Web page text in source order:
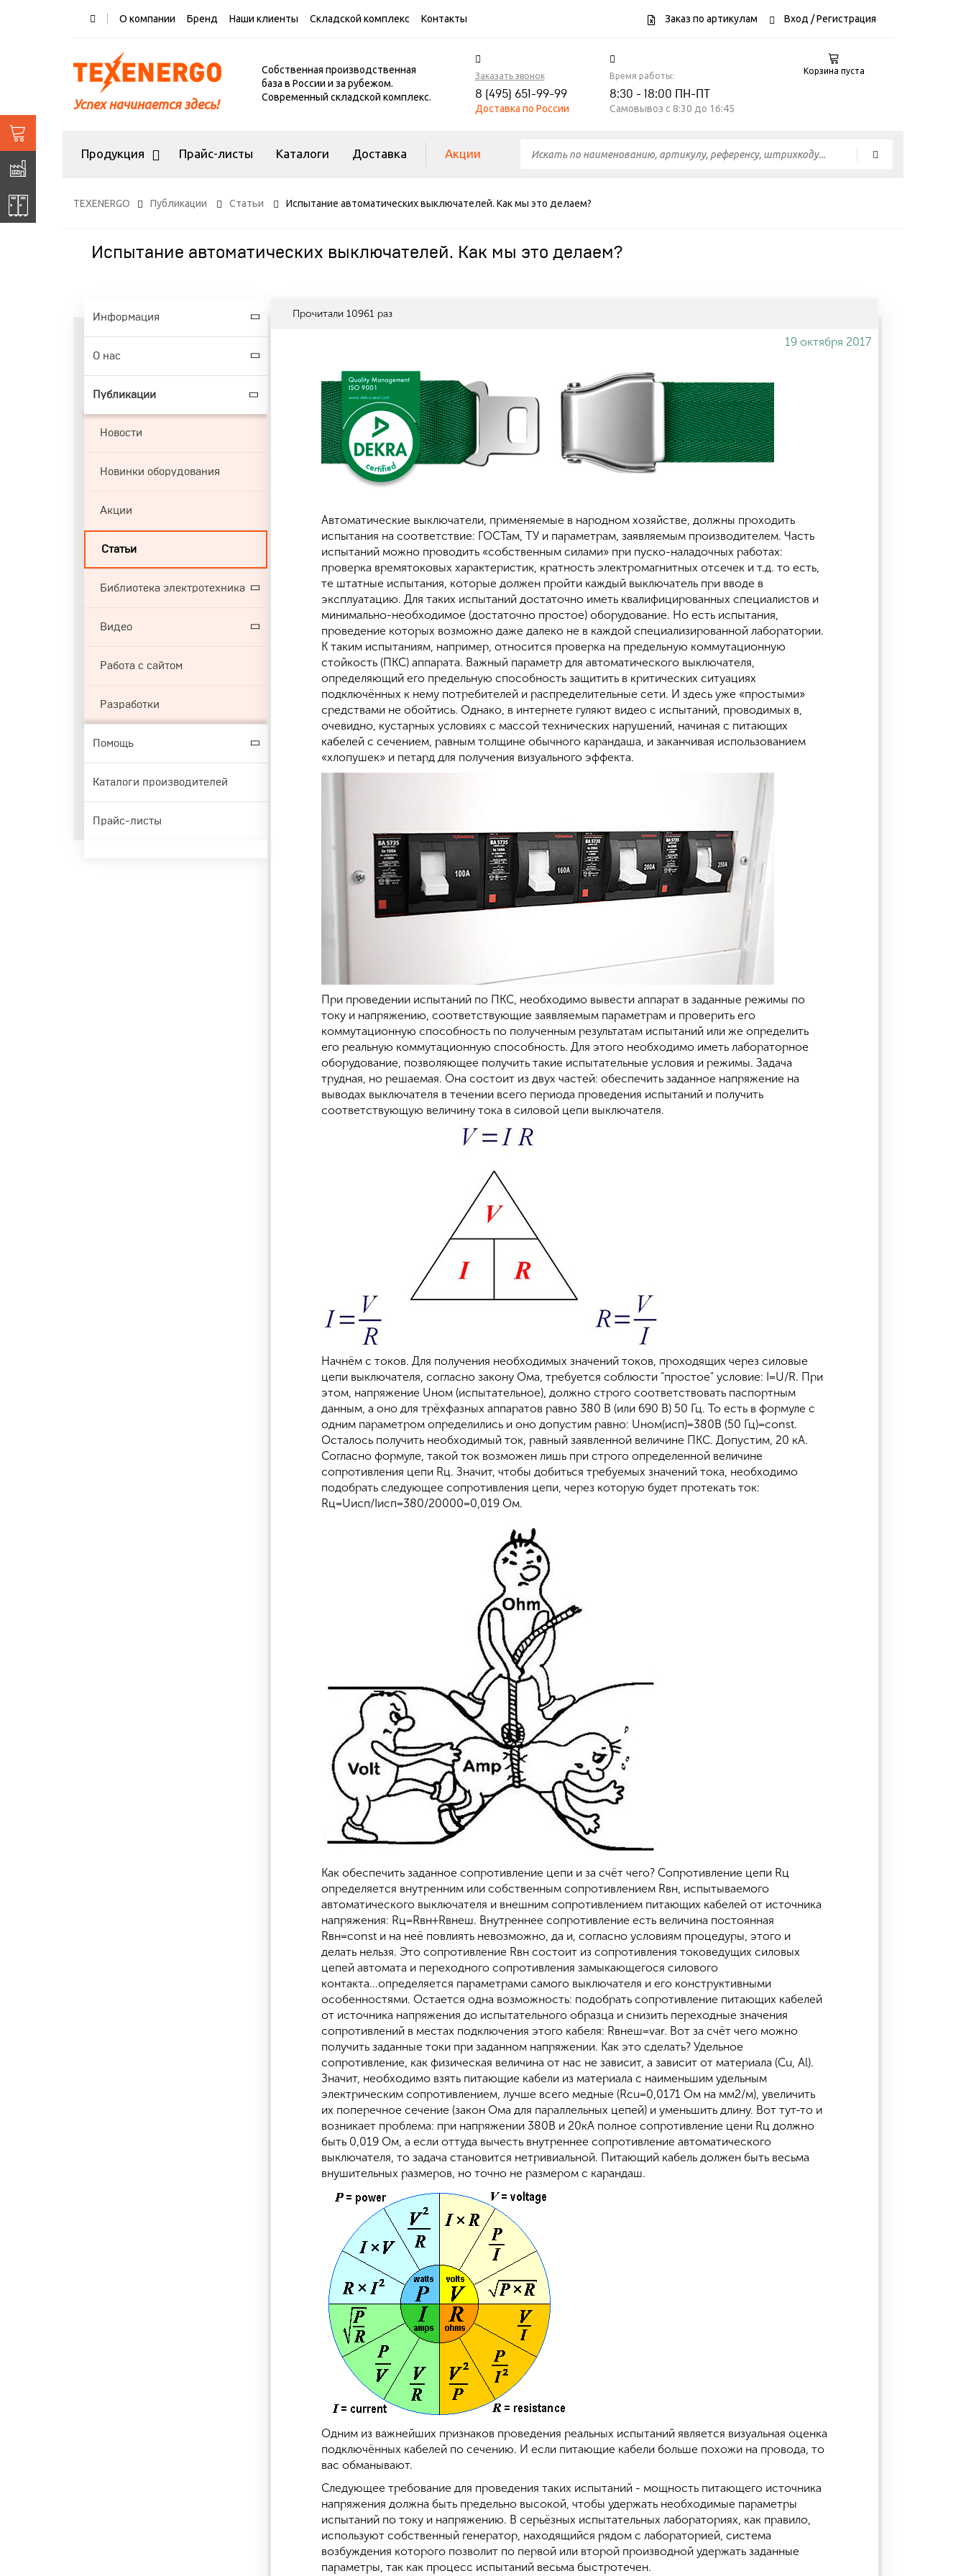
О компании Бренд Наши клиенты Складской комплекс Контакты Заказ по артикулам Вход / Регистрация
Успех начинается здесь!
Собственная производственная
база в России и за рубежом.
Современный складской комплекс.
Заказать звонок
8 (495) 651-99-99
Доставка по России
Время работы:
8:30 - 18:00 ПН-ПТ
Самовывоз c 8:30 до 16:45
Корзина пуста
Продукция Прайс-листы Каталоги Доставка Акции
TEXENERGO Публикации Статьи Испытание автоматических выключателей. Как мы это делаем?
Испытание автоматических выключателей. Как мы это делаем?
Информация
О нас
Публикации
Новости
Новинки оборудования
Акции
Статьи
Библиотека электротехника
Видео
Работа с сайтом
Разработки
Помощь
Каталоги производителей
Прайс-листы
Прочитали 10961 раз
19 октября 2017
Автоматические выключатели, применяемые в народном хозяйстве, должны проходить
испытания на соответствие: ГОСТам, ТУ и параметрам, заявляемым производителем. Часть
испытаний можно проводить «собственным силами» при пуско-наладочных работах:
проверка времятоковых характеристик, кратность электромагнитных отсечек и т.д. то есть,
те штатные испытания, которые должен пройти каждый выключатель при вводе в
эксплуатацию. Для таких испытаний достаточно иметь квалифицированных специалистов и
минимально-необходимое (достаточно простое) оборудование. Но есть испытания,
проведение которых возможно даже далеко не в каждой специализированной лаборатории.
К таким испытаниям, например, относится проверка на предельную коммутационную
стойкость (ПКС) аппарата. Важный параметр для автоматического выключателя,
определяющий его предельную способность защитить в критических ситуациях
подключённых к нему потребителей и распределительные сети. И здесь уже «простыми»
средствами не обойтись. Однако, в интернете гуляют видео с испытаний, проводимых в,
очевидно, кустарных условиях с массой технических нарушений, начиная с питающих
кабелей с сечением, равным толщине обычного карандаша, и заканчивая использованием
«хлопушек» и петард для получения визуального эффекта.
При проведении испытаний по ПКС, необходимо вывести аппарат в заданные режимы по
току и напряжению, соответствующие заявляемым параметрам и проверить его
коммутационную способность по полученным результатам испытаний или же определить
его реальную коммутационную способность. Для этого необходимо иметь лабораторное
оборудование, позволяющее получить такие испытательные условия и режимы. Задача
трудная, но решаемая. Она состоит из двух частей: обеспечить заданное напряжение на
выводах выключателя в течении всего периода проведения испытаний и получить
соответствующую величину тока в силовой цепи выключателя.
Начнём с токов. Для получения необходимых значений токов, проходящих через силовые
цепи выключателя, согласно закону Ома, требуется соблюсти "простое" условие: I=U/R. При
этом, напряжение Uном (испытательное), должно строго соответствовать паспортным
данным, а оно для трёхфазных аппаратов равно 380 В (или 690 В) 50 Гц. То есть в формуле с
одним параметром определились и оно допустим равно: Uном(исп)=380В (50 Гц)=const.
Осталось получить необходимый ток, равный заявленной величине ПКС. Допустим, 20 кА.
Согласно формуле, такой ток возможен лишь при строго определенной величине
сопротивления цепи Rц. Значит, чтобы добиться требуемых значений тока, необходимо
подобрать следующее сопротивления цепи, через которую будет протекать ток:
Rц=Uисп/Iисп=380/20000=0,019 Ом.
Как обеспечить заданное сопротивление цепи и за счёт чего? Сопротивление цепи Rц
определяется внутренним или собственным сопротивлением Rвн, испытываемого
автоматического выключателя и внешним сопротивлением питающих кабелей от источника
напряжения: Rц=Rвн+Rвнеш. Внутреннее сопротивление есть величина постоянная
Rвн=const и на неё повлиять невозможно, да и, согласно условиям процедуры, этого и
делать нельзя. Это сопротивление Rвн состоит из сопротивления токоведущих силовых
цепей автомата и переходного сопротивления замыкающегося силового
контакта...определяется параметрами самого выключателя и его конструктивными
особенностями. Остается одна возможность: подобрать сопротивление питающих кабелей
от источника напряжения до испытательного образца и снизить переходные значения
сопротивлений в местах подключения этого кабеля: Rвнеш=var. Вот за счёт чего можно
получить заданные токи при заданном напряжении. Как это сделать? Удельное
сопротивление, как физическая величина от нас не зависит, а зависит от материала (Cu, Al).
Значит, необходимо взять питающие кабели из материала с наименьшим удельным
электрическим сопротивлением, лучше всего медные (Rcu=0,0171 Ом на мм2/м), увеличить
их поперечное сечение (закон Ома для параллельных цепей) и уменьшить длину. Вот тут-то и
возникает проблема: при напряжении 380В и 20кА полное сопротивление цени Rц должно
быть 0,019 Ом, а если оттуда вычесть внутреннее сопротивление автоматического
выключателя, то задача становится нетривиальной. Питающий кабель должен быть весьма
внушительных размеров, но точно не размером с карандаш.
Одним из важнейших признаков проведения реальных испытаний является визуальная оценка
подключённых кабелей по сечению. И если питающие кабели больше похожи на провода, то
вас обманывают.
Следующее требование для проведения таких испытаний - мощность питающего источника
напряжения должна быть предельно высокой, чтобы удержать необходимые параметры
испытаний по току и напряжению. В серьёзных испытательных лабораториях, как правило,
используют собственный генератор, находящийся рядом с лабораторией, система
возбуждения которого позволит по первой или второй производной удержать заданные
параметры, так как процесс испытаний весьма быстротечен.